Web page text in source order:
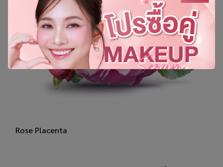
Rose Placenta